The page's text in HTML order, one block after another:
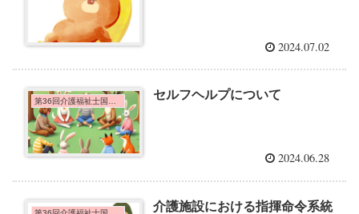
2024.07.02
セルフヘルプについて
2024.06.28
介護施設における指揮命令系統